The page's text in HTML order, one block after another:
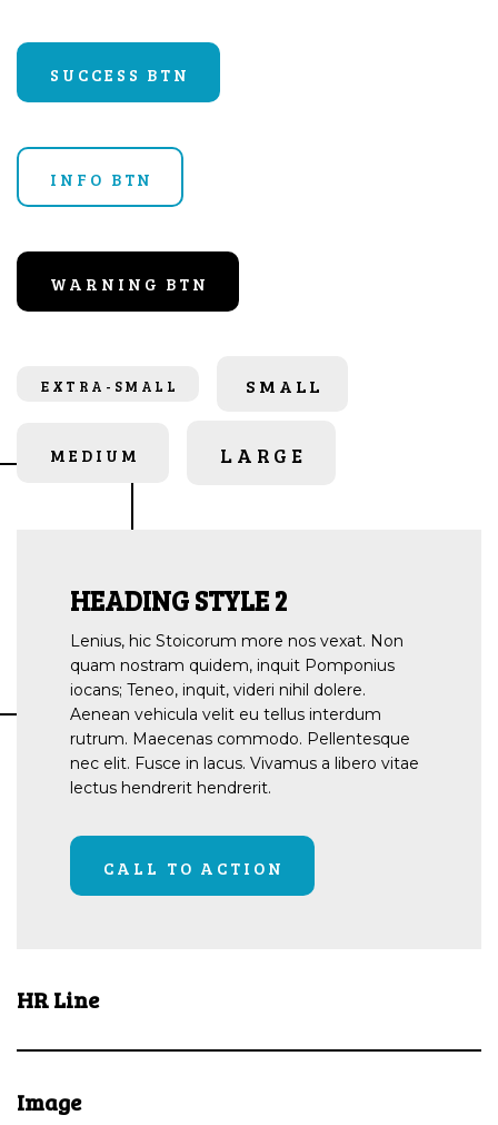
SUCCESS BTN
INFO BTN
WARNING BTN
EXTRA-SMALL SMALL
MEDIUM LARGE
HEADING STYLE 2
Lenius, hic Stoicorum more nos vexat. Non
quam nostram quidem, inquit Pomponius
iocans; Teneo, inquit, videri nihil dolere.
Aenean vehicula velit eu tellus interdum
rutrum. Maecenas commodo. Pellentesque
nec elit. Fusce in lacus. Vivamus a libero vitae
lectus hendrerit hendrerit.
CALL TO ACTION
HR Line
Image